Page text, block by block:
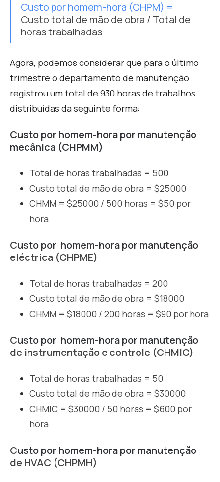
Custo porhomem-hora (CHPM) =
Custo total de mão de obra / Total de
horas trabalhadas
Agora, podemos considerar que para o último
trimestre o departamento de manutenção
registrou um total de 930 horas de trabalhos
distribuídas da seguinte forma:
Custo por homem-hora por manutenção
mecânica (CHPMM)
Total de horas trabalhadas = 500
Custo total de mão de obra = $25000
CHMM = $25000 / 500 horas = $50 por
hora
Custo por homem-hora por manutenção
eléctrica (CHPME)
Total de horas trabalhadas = 200
Custo total de mão de obra = $18000
CHMM = $18000 / 200 horas = $90 por hora
Custo por homem-hora por manutenção
de instrumentação e controle (CHMIC)
Total de horas trabalhadas = 50
Custo total de mão de obra = $30000
CHMIC = $30000 / 50 horas = $600 por
hora
Custo por homem-hora por manutenção
deHVAC (CHPMH)